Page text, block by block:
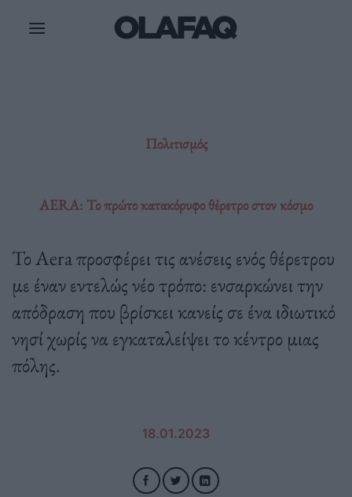
Πολιτισμός
AERA: Το πρώτο κατακόρυφο θέρετρο στον κόσμο
Το Aera προσφέρει τις ανέσεις ενός θέρετρου
με έναν εντελώς νέο τρόπο: ενσαρκώνει την
απόδραση που βρίσκει κανείς σε ένα ιδιωτικό
νησί χωρίς να εγκαταλείψει το κέντρο μιας
πόλης.
18.01.2023